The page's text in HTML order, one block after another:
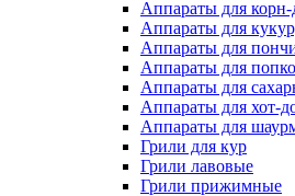
Аппараты для корн-
Аппараты для
Аппараты для
Аппараты для
Аппараты для
Аппараты для хот-
Аппараты для
Грили для кур
Грили лавовые
Грили прижимные